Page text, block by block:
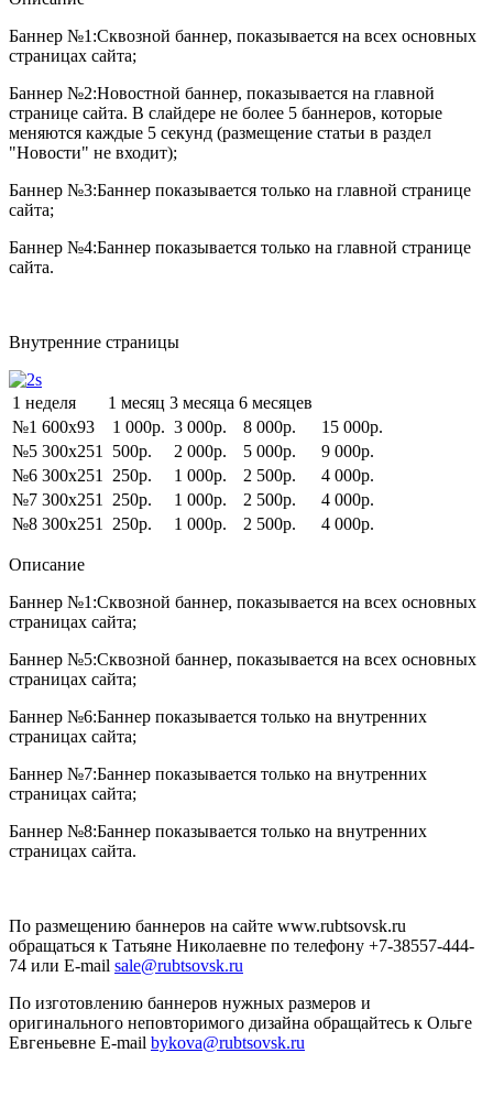
Баннер №1:Сквозной баннер, показывается на всех основных
страницах сайта;
Баннер №2:Новостной баннер, показывается на главной
странице сайта. В слайдере не более 5 баннеров, которые
меняются каждые 5 секунд (размещение статьи в раздел
"Новости" не входит);
Баннер №3:Баннер показывается только на главной странице
сайта;
Баннер №4:Баннер показывается только на главной странице
сайта.
Внутренние страницы
1 неделя 1 месяц 3 месяца 6 месяцев
№1 600x93
1 000р. 3 000р. 8 000р.
15 000р.
№5 300x251
500р. 2 000р. 5 000р.
9 000р.
№6 300x251
250р. 1 000р. 2 500р.
4 000р.
№7 300x251
250р. 1 000р. 2 500р.
4 000р.
№8 300x251
250р. 1 000р. 2 500р. 4 000р.
Описание
Баннер №1:Сквозной баннер, показывается на всех основных
страницах сайта;
Баннер №5:Сквозной баннер, показывается на всех основных
страницах сайта;
Баннер №6:Баннер показывается только на внутренних
страницах сайта;
Баннер №7:Баннер показывается только на внутренних
страницах сайта;
Баннер №8:Баннер показывается только на внутренних
страницах сайта.
По размещению баннеров на сайте www.rubtsovsk.ru
обращаться к Татьяне Николаевне по телефону +7-38557-444-
74 или E-mail sale@rubtsovsk.ru
По изготовлению баннеров нужных размеров и
оригинального неповторимого дизайна обращайтесь к Ольге
Евгеньевне E-mail bykova@rubtsovsk.ru